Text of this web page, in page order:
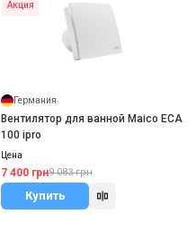
Акция
Германия
Вентилятор для ванной Maico ECA
100 ipro
Цена
7 400 грн9 083 грн
Купить